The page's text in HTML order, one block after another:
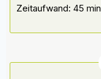
Zeitaufwand: 45 min